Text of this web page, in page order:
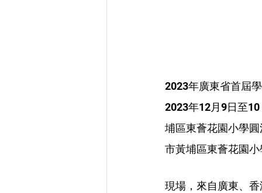
2023年廣東省首屆
2023年12月9日至
埔區東薈花園小學
市黃埔區東薈花園
現場，來自廣東、